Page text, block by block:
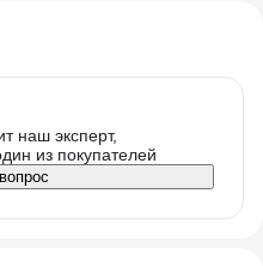
наш эксперт,
из покупателей